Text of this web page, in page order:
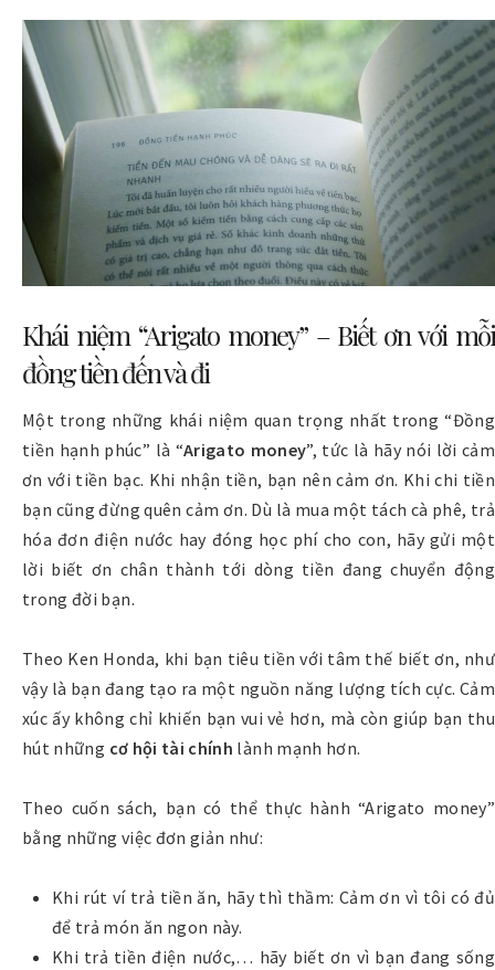
Khái niệm “Arigato money” – Biết ơn với mỗi
đồng tiền đến và đi
Một trong những khái niệm quan trọng nhất trong “Đồng
tiền hạnh phúc” là “Arigato money”, tức là hãy nói lời cảm
ơn với tiền bạc. Khi nhận tiền, bạn nên cảm ơn. Khi chi tiền
bạn cũng đừng quên cảm ơn. Dù là mua một tách cà phê, trả
hóa đơn điện nước hay đóng học phí cho con, hãy gửi một
lời biết ơn chân thành tới dòng tiền đang chuyển động
trong đời bạn.
Theo Ken Honda, khi bạn tiêu tiền với tâm thế biết ơn, như
vậy là bạn đang tạo ra một nguồn năng lượng tích cực. Cảm
xúc ấy không chỉ khiến bạn vui vẻ hơn, mà còn giúp bạn thu
hút những cơ hội tài chính lành mạnh hơn.
Theo cuốn sách, bạn có thể thực hành “Arigato money”
bằng những việc đơn giản như:
Khi rút ví trả tiền ăn, hãy thì thầm: Cảm ơn vì tôi có đủ
để trả món ăn ngon này.
Khi trả tiền điện nước,… hãy biết ơn vì bạn đang sống